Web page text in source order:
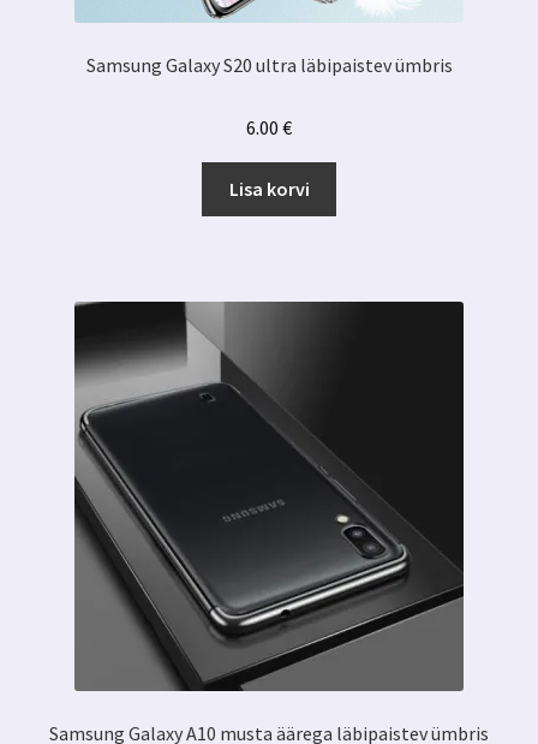
Samsung Galaxy S20 ultra läbipaistev ümbris
6.00 €
Lisa korvi
Samsung Galaxy A10 musta äärega läbipaistev ümbris